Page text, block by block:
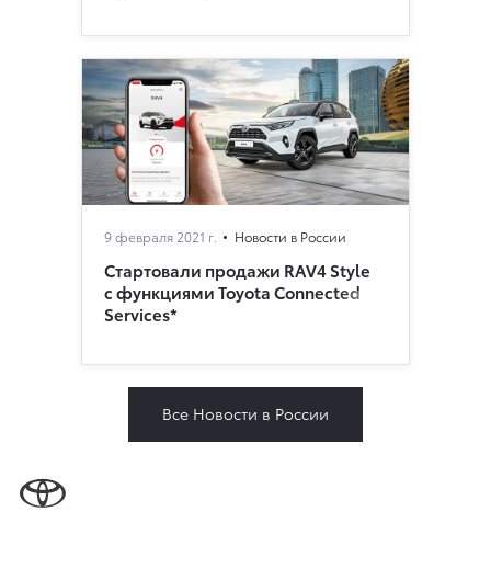
9 февраля 2021 г. Новости в России
Стартовали продажи RAV4 Style
с функциями Toyota Connected
Services*
Все Новости в России